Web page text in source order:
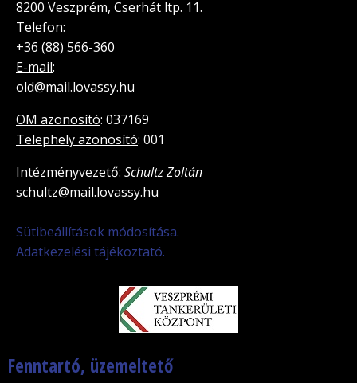
8200 Veszprém, Cserhát ltp. 11.
Telefon:
+36 (88) 566-360
E-mail:
old@mail.lovassy.hu
OM azonosító: 037169
Telephely azonosító: 001
Intézményvezető: Schultz Zoltán
schultz@mail.lovassy.hu
Sütibeállítások módosítása.
Adatkezelési tájékoztató.
Fenntartó, üzemeltető